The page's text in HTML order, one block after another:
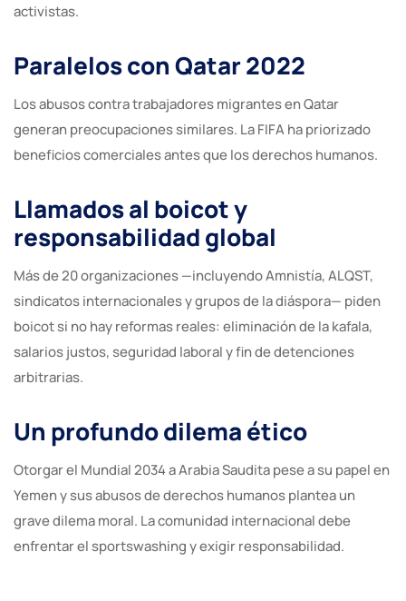
activistas.
Paralelos con Qatar 2022
Los abusos contra trabajadores migrantes en Qatar
generan preocupaciones similares. La FIFA ha priorizado
beneficios comerciales antes que los derechos humanos.
Llamados al boicot y
responsabilidad global
Más de 20 organizaciones —incluyendo Amnistía, ALQST,
sindicatos internacionales y grupos de la diáspora— piden
boicot si no hay reformas reales: eliminación de la kafala,
salarios justos, seguridad laboral y fin de detenciones
arbitrarias.
Un profundo dilema ético
Otorgar el Mundial 2034 a Arabia Saudita pese a su papel en
Yemen y sus abusos de derechos humanos plantea un
grave dilema moral. La comunidad internacional debe
enfrentar el sportswashing y exigir responsabilidad.